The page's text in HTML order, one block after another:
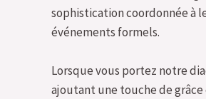
sophistication coordonnée à
événements formels.
Lorsque vous portez notre
ajoutant une touche de